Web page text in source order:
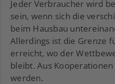
Jeder Verbraucher wird
sein, wenn sich die
beim Hausbau
Allerdings ist die Grenze
erreicht, wo der
bleibt. Aus
werden.